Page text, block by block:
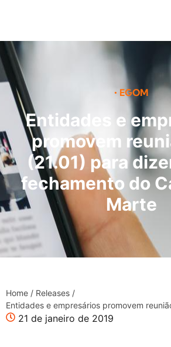
• EGOM
Entidades e
promovem
(21.01) para
fechamento do
Marte
Home / Releases /
Entidades e empresários promovem
21 de janeiro de 2019